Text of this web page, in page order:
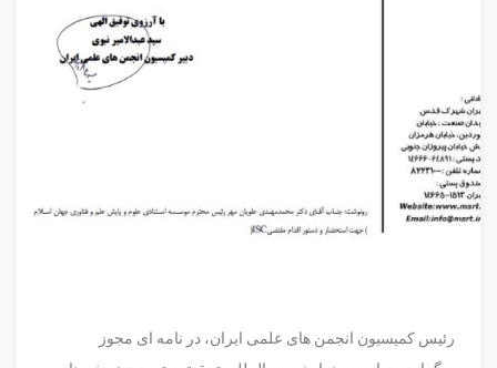
رئیس کمیسیون انجمن های علمی ایران، در نامه ای مجوز